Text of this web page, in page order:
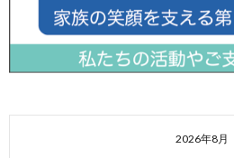
2026年8月